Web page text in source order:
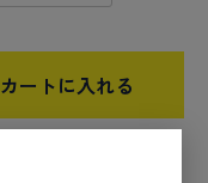
カートに入れる